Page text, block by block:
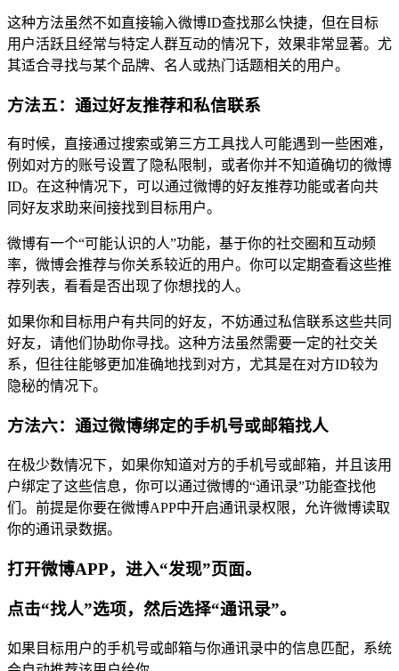
这种方法虽然不如直接输入微博ID查找那么快捷，但在目标
用户活跃且经常与特定人群互动的情况下，效果非常显著。尤
其适合寻找与某个品牌、名人或热门话题相关的用户。
方法五：通过好友推荐和私信联系
有时候，直接通过搜索或第三方工具找人可能遇到一些困难，
例如对方的账号设置了隐私限制，或者你并不知道确切的微博
ID。在这种情况下，可以通过微博的好友推荐功能或者向共
同好友求助来间接找到目标用户。
微博有一个“可能认识的人”功能，基于你的社交圈和互动频
率，微博会推荐与你关系较近的用户。你可以定期查看这些推
荐列表，看看是否出现了你想找的人。
如果你和目标用户有共同的好友，不妨通过私信联系这些共同
好友，请他们协助你寻找。这种方法虽然需要一定的社交关
系，但往往能够更加准确地找到对方，尤其是在对方ID较为
隐秘的情况下。
方法六：通过微博绑定的手机号或邮箱找人
在极少数情况下，如果你知道对方的手机号或邮箱，并且该用
户绑定了这些信息，你可以通过微博的“通讯录”功能查找他
们。前提是你要在微博APP中开启通讯录权限，允许微博读取
你的通讯录数据。
打开微博APP，进入“发现”页面。
点击“找人”选项，然后选择“通讯录”。
如果目标用户的手机号或邮箱与你通讯录中的信息匹配，系统